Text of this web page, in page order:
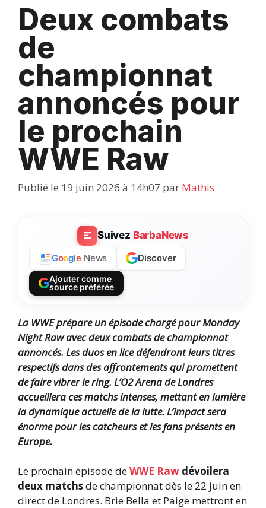
Deux combats
de
championnat
annoncés pour
le prochain
WWE Raw
Publié le 19 juin 2026 à 14h07 par Mathis
Suivez BarbaNews
Google News Discover
Ajouter comme
source préférée
La WWE prépare un épisode chargé pour Monday
Night Raw avec deux combats de championnat
annoncés. Les duos en lice défendront leurs titres
respectifs dans des affrontements qui promettent
de faire vibrer le ring. L’O2 Arena de Londres
accueillera ces matchs intenses, mettant en lumière
la dynamique actuelle de la lutte. L’impact sera
énorme pour les catcheurs et les fans présents en
Europe.
Le prochain épisode deWWE Raw dévoilera
deux matchsde championnat dès le 22 juin en
direct de Londres. Brie Bella et Paige mettront en